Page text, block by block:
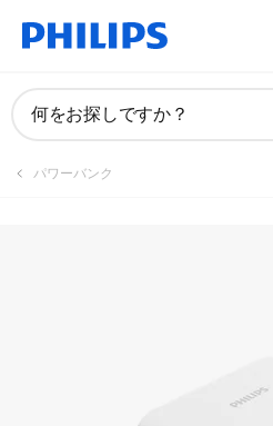
何をお探しですか？
パワーバンク